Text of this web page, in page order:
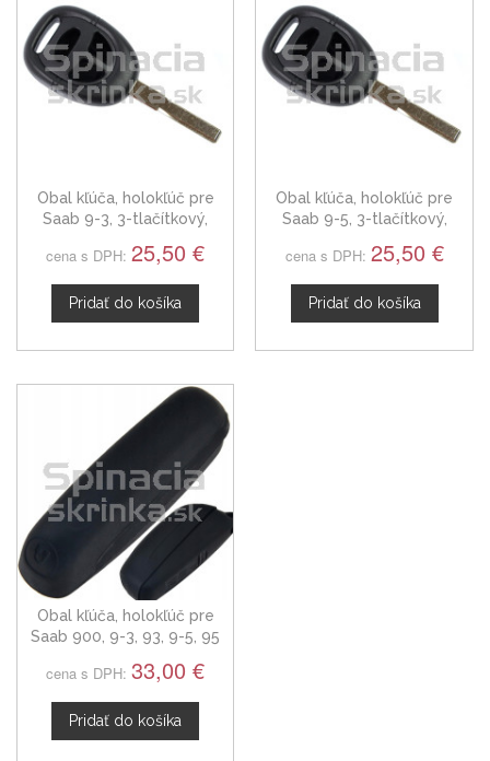
Obal kľúča, holokľúč pre
Saab 9-3, 3-tlačítkový,
cena s DPH: 25,50 €
Pridať do košíka
Obal kľúča, holokľúč pre
Saab 9-5, 3-tlačítkový,
cena s DPH: 25,50 €
Pridať do košíka
Obal kľúča, holokľúč pre
Saab 900, 9-3, 93, 9-5, 95
cena s DPH: 33,00 €
Pridať do košíka